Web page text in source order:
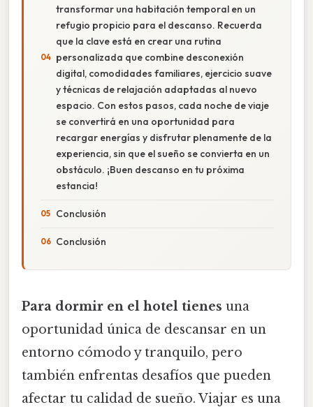
transformar una habitación temporal en un
refugio propicio para el descanso. Recuerda
que la clave está en crear una rutina
personalizada que combine desconexión
digital, comodidades familiares, ejercicio suave
y técnicas de relajación adaptadas al nuevo
espacio. Con estos pasos, cada noche de viaje
se convertirá en una oportunidad para
recargar energías y disfrutar plenamente de la
experiencia, sin que el sueño se convierta en un
obstáculo. ¡Buen descanso en tu próxima
estancia!
Conclusión
Conclusión
Para dormir en el hotel tienes una
oportunidad única de descansar en un
entorno cómodo y tranquilo, pero
también enfrentas desafíos que pueden
afectar tu calidad de sueño. Viajar es una